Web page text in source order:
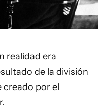
realidad era
de la división
creado por el